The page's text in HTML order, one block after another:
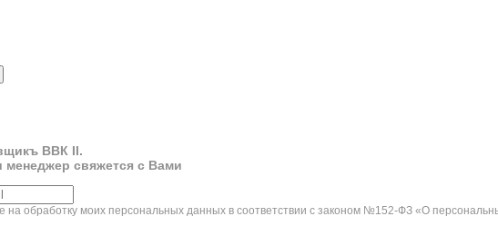
ВВК II.
свяжется с Вами
обработку моих персональных данных в соответствии с законом №152-ФЗ «О